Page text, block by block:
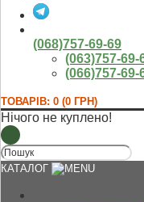
(068)757-69-69
(063)757-69-
(066)757-69-
ТОВАРІВ: 0 (0 ГРН)
Нічого не куплено!
КАТАЛОГ